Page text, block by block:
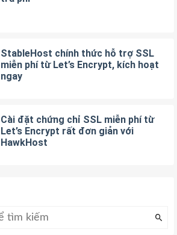
StableHost chính thức hỗ trợ SSL
miễn phí từ Let’s Encrypt, kích hoạt
ngay
Cài đặt chứng chỉ SSL miễn phí từ
Let’s Encrypt rất đơn giản với
HawkHost